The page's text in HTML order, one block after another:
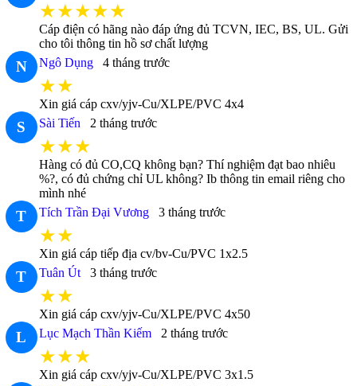
★★★★★
Cáp điện có hãng nào đáp ứng đủ TCVN, IEC, BS, UL. Gửi
cho tôi thông tin hồ sơ chất lượng
N Ngô Dụng 4 tháng trước
★★
Xin giá cáp cxv/yjv-Cu/XLPE/PVC 4x4
S Sài Tiến 2 tháng trước
★★★
Hàng có đủ CO,CQ không bạn? Thí nghiệm đạt bao nhiêu
%?, có đủ chứng chỉ UL không? Ib thông tin email riêng cho
mình nhé
T Tích Trần Đại Vương 3 tháng trước
★★
Xin giá cáp tiếp địa cv/bv-Cu/PVC 1x2.5
T Tuân Út 3 tháng trước
★★
Xin giá cáp cxv/yjv-Cu/XLPE/PVC 4x50
L Lục Mạch Thần Kiếm 2 tháng trước
★★★
Xin giá cáp cxv/yjv-Cu/XLPE/PVC 3x1.5